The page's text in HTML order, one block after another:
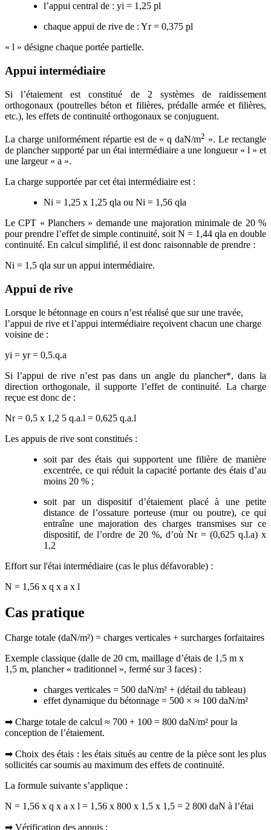
l’appui central de : yi = 1,25 pl
chaque appui de rive de : Yr = 0,375 pl
« l » désigne chaque portée partielle.
Appui intermédiaire
Si l’étaiement est constitué de 2 systèmes de raidissement
orthogonaux (poutrelles béton et filières, prédalle armée et filières,
etc.), les effets de continuité orthogonaux se conjuguent.
La charge uniformément répartie est de « q daN/m2 ». Le rectangle
de plancher supporté par un étai intermédiaire a une longueur « l » et
une largeur « a ».
La charge supportée par cet étai intermédiaire est :
Ni = 1,25 x 1,25 qla ou Ni = 1,56 qla
Le CPT « Planchers » demande une majoration minimale de 20 %
pour prendre l’effet de simple continuité, soit N = 1,44 qla en double
continuité. En calcul simplifié, il est donc raisonnable de prendre :
Ni = 1,5 qla sur un appui intermédiaire.
Appui de rive
Lorsque le bétonnage en cours n’est réalisé que sur une travée,
l’appui de rive et l’appui intermédiaire reçoivent chacun une charge
voisine de :
yi = yr = 0,5.q.a
Si l’appui de rive n’est pas dans un angle du plancher*, dans la
direction orthogonale, il supporte l’effet de continuité. La charge
reçue est donc de :
Nr = 0,5 x 1,2 5 q.a.l = 0,625 q.a.l
Les appuis de rive sont constitués :
soit par des étais qui supportent une filière de manière
excentrée, ce qui réduit la capacité portante des étais d’au
moins 20 % ;
soit par un dispositif d’étaiement placé à une petite
distance de l’ossature porteuse (mur ou poutre), ce qui
entraîne une majoration des charges transmises sur ce
dispositif, de l’ordre de 20 %, d’où Nr = (0,625 q.l.a) x
1,2
Effort sur l'étai intermédiaire (cas le plus défavorable) :
N = 1,56 x q x a x l
Cas pratique
Charge totale (daN/m²) = charges verticales + surcharges forfaitaires
Exemple classique (dalle de 20 cm, maillage d’étais de 1,5 m x
1,5 m, plancher « traditionnel », fermé sur 3 faces) :
charges verticales = 500 daN/m² + (détail du tableau)
effet dynamique du bétonnage = 500 × ≈ 100 daN/m²
➡ Charge totale de calcul ≈ 700 + 100 = 800 daN/m² pour la
conception de l’étaiement.
➡ Choix des étais : les étais situés au centre de la pièce sont les plus
sollicités car soumis au maximum des effets de continuité.
La formule suivante s’applique :
N = 1,56 x q x a x l = 1,56 x 800 x 1,5 x 1,5 = 2 800 daN à l’étai
➡ Vérification des appuis :